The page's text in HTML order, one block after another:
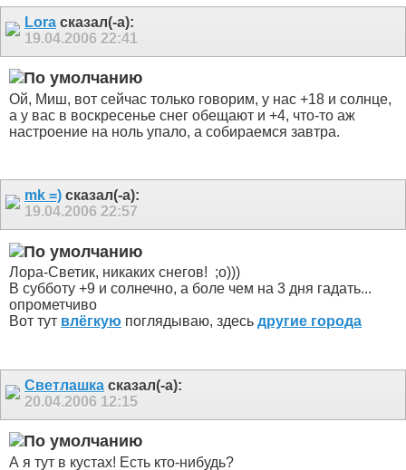
Lora сказал(-а):
19.04.2006 22:41
Ой, Миш, вот сейчас только говорим, у нас +18 и солнце,
а у вас в воскресенье снег обещают и +4, что-то аж
настроение на ноль упало, а собираемся завтра.
mk =) сказал(-а):
19.04.2006 22:57
Лора-Светик, никаких снегов! ;о)))
В субботу +9 и солнечно, а боле чем на 3 дня гадать...
опрометчиво
Вот тут влёгкую поглядываю, здесь другие города
Светлашка сказал(-а):
20.04.2006 12:15
А я тут в кустах! Есть кто-нибудь?